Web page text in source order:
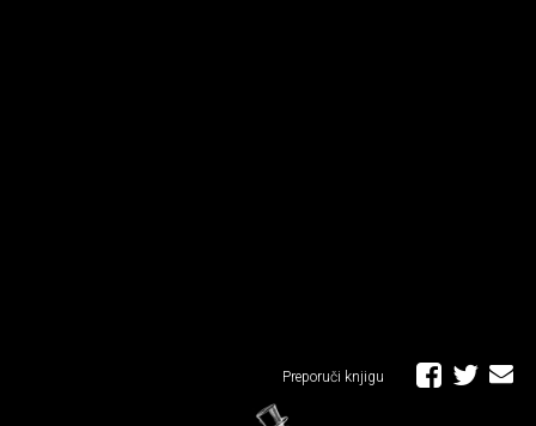
Preporuči knjigu